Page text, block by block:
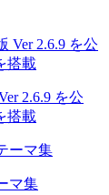
2.6.9 を公
搭載
マ集